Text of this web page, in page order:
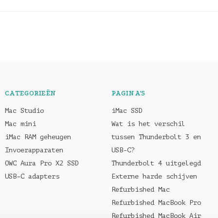
CATEGORIEËN
Mac Studio
Mac mini
iMac RAM geheugen
Invoerapparaten
OWC Aura Pro X2 SSD
USB-C adapters
PAGINA'S
iMac SSD
Wat is het verschil
tussen Thunderbolt 3 en
USB-C?
Thunderbolt 4 uitgelegd
Externe harde schijven
Refurbished Mac
Refurbished MacBook Pro
Refurbished MacBook Air